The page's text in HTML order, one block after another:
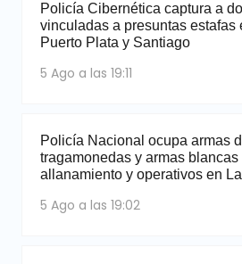
Policía Cibernética captura a
vinculadas a presuntas estafas
Puerto Plata y Santiago
5 Ago a las 19:11
Policía Nacional ocupa armas
tragamonedas y armas blancas
allanamiento y operativos en
5 Ago a las 19:02